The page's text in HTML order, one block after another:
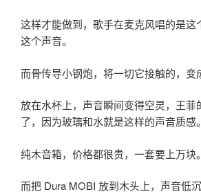
这样才能做到，歌手在麦克风唱的是这
这个声音。
而骨传导小钢炮，将一切它接触的，变
放在水杯上，声音瞬间变得空灵，王菲
了，因为玻璃和水就是这样的声音质感。
纯木音箱，价格都很贵，一套要上万块。
而把 Dura MOBI 放到木头上，声音低沉